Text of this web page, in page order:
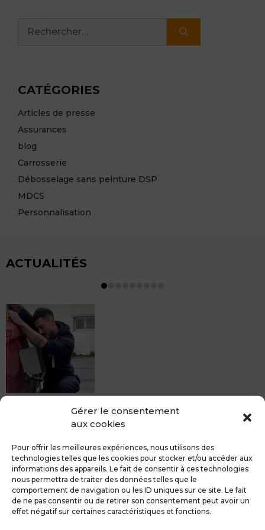
Gérer le consentement
aux cookies
Pour offrir les meilleures expériences, nous utilisons des
technologies telles que les cookies pour stocker et/ou accéder aux
informations des appareils. Le fait de consentir à ces technologies
nous permettra de traiter des données telles que le
comportement de navigation ou les ID uniques sur ce site. Le fait
de ne pas consentir ou de retirer son consentement peut avoir un
effet négatif sur certaines caractéristiques et fonctions.
CATÉGORIES
Articles de presse
Assurances
blog
Carrosserie
Débosselage sans peinture DSP
MDCS
Personnalisation
ACTUALITÉS
peinture, sans rendez-vous mais Avec le sourire :)
du débosselage vous accueille sans rendez-...
MDCS GROUPE
Mentions légales